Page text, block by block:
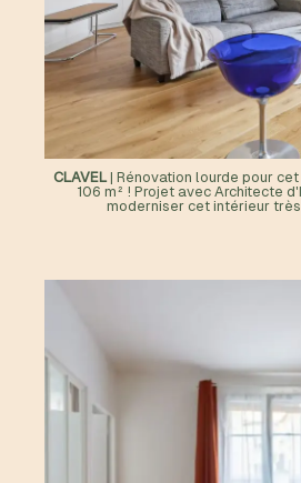
CLAVEL| Rénovation lourde pour
106 m² ! Projet avec Architecte
moderniser cet intérieur